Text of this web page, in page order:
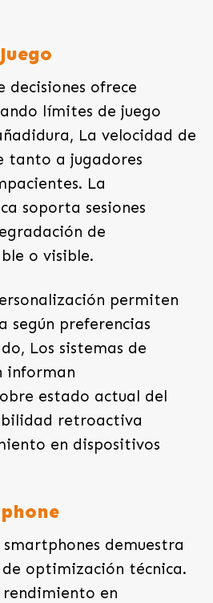
decisiones ofrece
límites de juego
La velocidad de
tanto a jugadores
La
soporta sesiones
de
o visible.
permiten
según preferencias
Los sistemas de
informan
estado actual del
retroactiva
en dispositivos
demuestra
optimización técnica.
en